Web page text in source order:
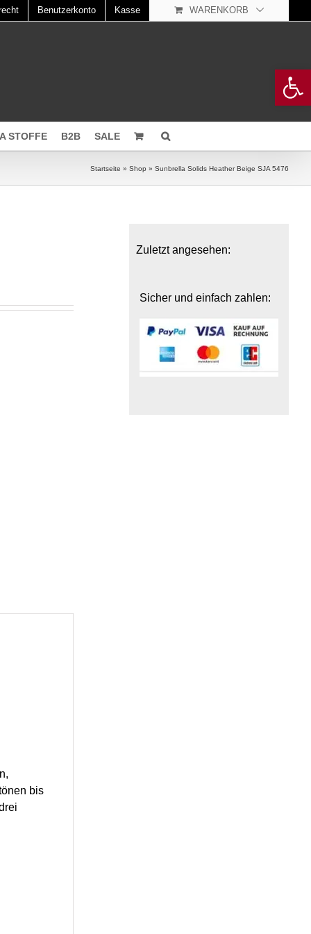
Benutzerkonto Kasse WARENKORB
STOFFE B2B SALE
Startseite » Shop » Sunbrella Solids Heather Beige SJA 5476
bis
Zuletzt angesehen:
Sicher und einfach zahlen: